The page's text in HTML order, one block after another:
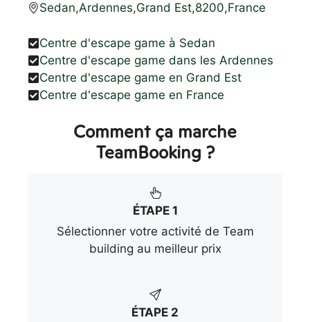
Sedan,Ardennes,Grand Est,8200,France
Centre d'escape game à Sedan
Centre d'escape game dans les Ardennes
Centre d'escape game en Grand Est
Centre d'escape game en France
Comment ça marche
TeamBooking ?
ÉTAPE 1
Sélectionner votre activité de Team
building au meilleur prix
ÉTAPE 2